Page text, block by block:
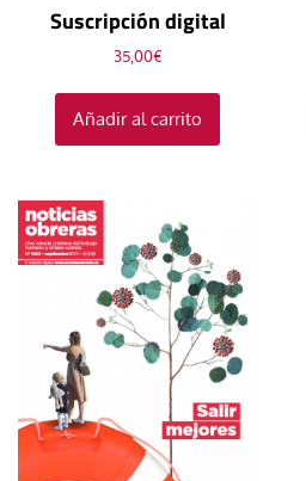
Suscripción digital
35,00€
Añadir al carrito